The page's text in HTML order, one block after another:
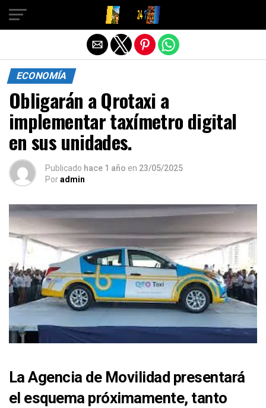
ECONOMÍA
Obligarán a Qrotaxi a
implementar taxímetro digital
en sus unidades.
Publicado hace 1 año en 23/05/2025
Poradmin
La Agencia de Movilidad presentará
el esquema próximamente, tanto
Salir de la versión móvil